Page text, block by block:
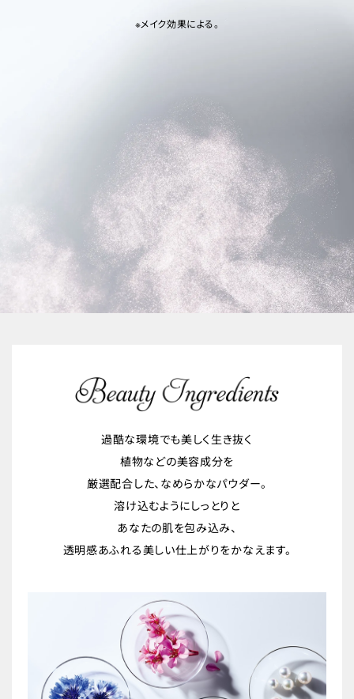
※メイク効果による。
過酷な環境でも美しく生き抜く
植物などの美容成分を
厳選配合した、なめらかなパウダー。
溶け込むようにしっとりと
あなたの肌を包み込み、
透明感あふれる美しい仕上がりをかなえます。